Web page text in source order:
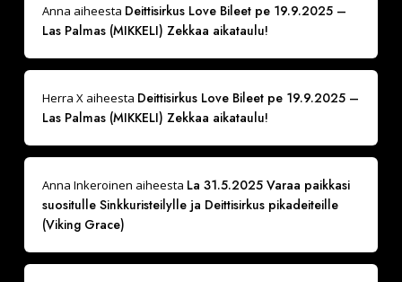
Anna aiheesta Deittisirkus Love Bileet pe 19.9.2025 –
Las Palmas (MIKKELI) Zekkaa aikataulu!
Herra Xaiheesta Deittisirkus Love Bileet pe 19.9.2025 –
Las Palmas (MIKKELI) Zekkaa aikataulu!
Anna Inkeroinen aiheesta La 31.5.2025 Varaa paikkasi
suositulle Sinkkuristeilylle ja Deittisirkus pikadeiteille
(Viking Grace)